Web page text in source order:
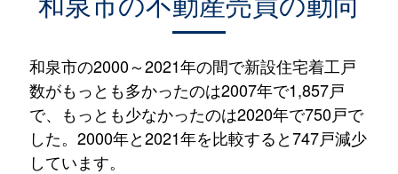
和泉市の2000～2021年の間で新設住宅着工戸
数がもっとも多かったのは2007年で1,857戸
で、もっとも少なかったのは2020年で750戸で
した。2000年と2021年を比較すると747戸減少
しています。